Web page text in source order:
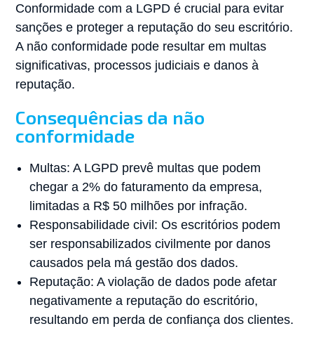
Conformidade com a LGPD é crucial para evitar
sanções e proteger a reputação do seu escritório.
A não conformidade pode resultar em multas
significativas, processos judiciais e danos à
reputação.
Consequências da não
conformidade
Multas: A LGPD prevê multas que podem
chegar a 2% do faturamento da empresa,
limitadas a R$ 50 milhões por infração.
Responsabilidade civil: Os escritórios podem
ser responsabilizados civilmente por danos
causados pela má gestão dos dados.
Reputação: A violação de dados pode afetar
negativamente a reputação do escritório,
resultando em perda de confiança dos clientes.